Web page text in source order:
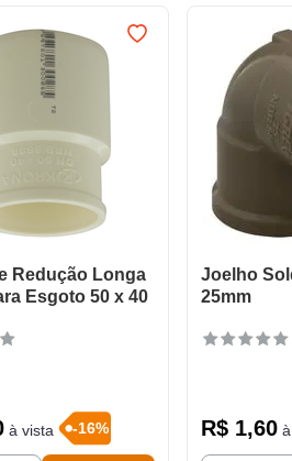
Redução Longa
Esgoto 50 x 40
à vista -16%
Joelho
25mm
R$ 1,60